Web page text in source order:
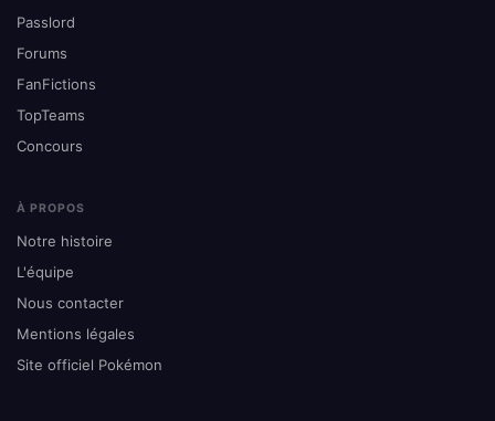
Passlord
Forums
FanFictions
TopTeams
Concours
À PROPOS
Notre histoire
L'équipe
Nous contacter
Mentions légales
Site officiel Pokémon